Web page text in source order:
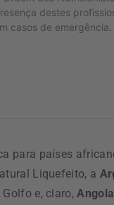
para países
Liquefeito, a
e, claro, Angola